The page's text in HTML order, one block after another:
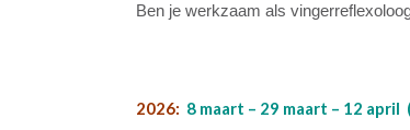
Ben je werkzaam als
2026: 8 maart – 29 maart – 12